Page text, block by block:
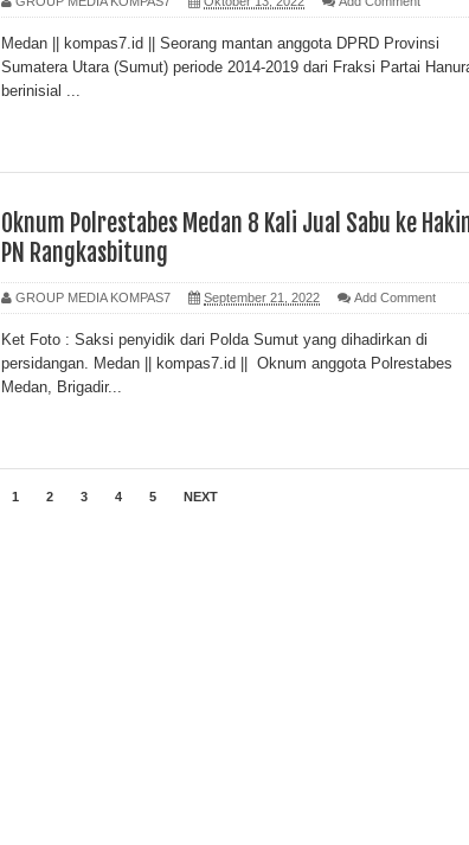
Medan || kompas7.id || Seorang mantan anggota DPRD Provinsi
Sumatera Utara (Sumut) periode 2014-2019 dari Fraksi Partai
berinisial ...
Oknum Polrestabes Medan 8 Kali Jual Sabu ke
PN Rangkasbitung
GROUP MEDIA KOMPAS7 September 21, 2022 Add Comment
Ket Foto : Saksi penyidik dari Polda Sumut yang dihadirkan di
persidangan. Medan || kompas7.id || Oknum anggota Polrestabes
Medan, Brigadir...
1 2 3 4 5 NEXT